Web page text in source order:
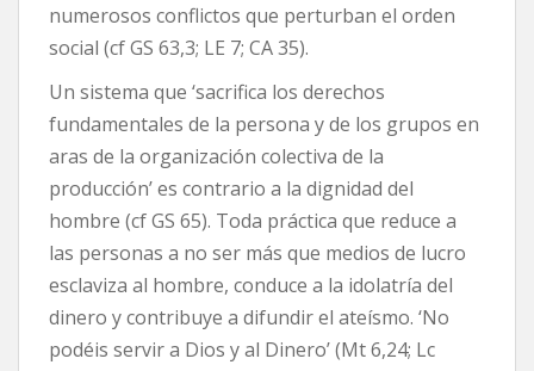
numerosos conflictos que perturban el orden
social (cf GS 63,3; LE 7; CA 35).
Un sistema que ‘sacrifica los derechos
fundamentales de la persona y de los grupos en
aras de la organización colectiva de la
producción’ es contrario a la dignidad del
hombre (cf GS 65). Toda práctica que reduce a
las personas a no ser más que medios de lucro
esclaviza al hombre, conduce a la idolatría del
dinero y contribuye a difundir el ateísmo. ‘No
podéis servir a Dios y al Dinero’ (Mt 6,24; Lc